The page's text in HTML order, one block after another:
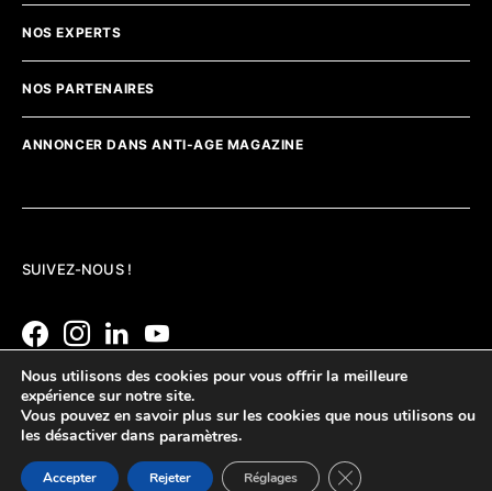
NOS EXPERTS
NOS PARTENAIRES
ANNONCER DANS ANTI-AGE MAGAZINE
SUIVEZ-NOUS !
Nous utilisons des cookies pour vous offrir la meilleure
expérience sur notre site.
Vous pouvez en savoir plus sur les cookies que nous utilisons ou
les désactiver dans paramètres.
Accepter Rejeter Réglages Fermer la bannière